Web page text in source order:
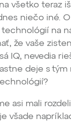
všetko teraz
niečo iné.
na
že vaše
IQ, nevedia
deje s tým
asi mali
všade